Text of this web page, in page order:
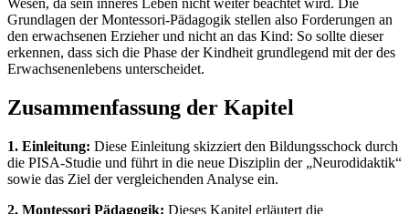
Wesen, da sein inneres Leben nicht weiter beachtet wird. Die
Grundlagen der Montessori-Pädagogik stellen also Forderungen an
den erwachsenen Erzieher und nicht an das Kind: So sollte dieser
erkennen, dass sich die Phase der Kindheit grundlegend mit der des
Erwachsenenlebens unterscheidet.
Zusammenfassung der Kapitel
1. Einleitung: Diese Einleitung skizziert den Bildungsschock durch
die PISA-Studie und führt in die neue Disziplin der „Neurodidaktik“
sowie das Ziel der vergleichenden Analyse ein.
2. Montessori Pädagogik: Dieses Kapitel erläutert die